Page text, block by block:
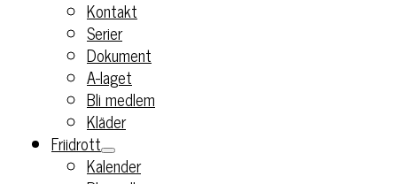
Kontakt
Serier
Dokument
A-laget
Bli medlem
Kläder
Friidrott
Kalender